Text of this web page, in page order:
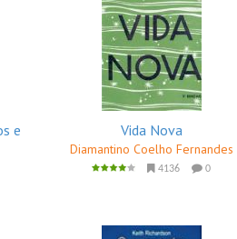
e
Vida Nova
Diamantino Coelho Fernandes
4136 0